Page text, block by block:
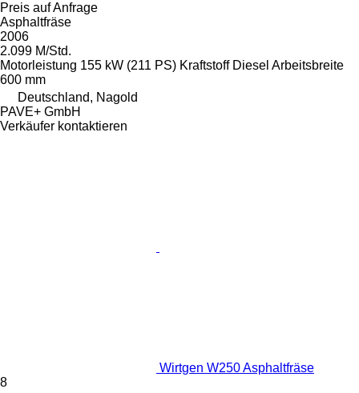
Preis auf Anfrage
Asphaltfräse
2006
2.099 M/Std.
Motorleistung 155 kW (211 PS) Kraftstoff Diesel Arbeitsbreite
600 mm
Deutschland, Nagold
PAVE+ GmbH
Verkäufer kontaktieren
Wirtgen W250 Asphaltfräse
8